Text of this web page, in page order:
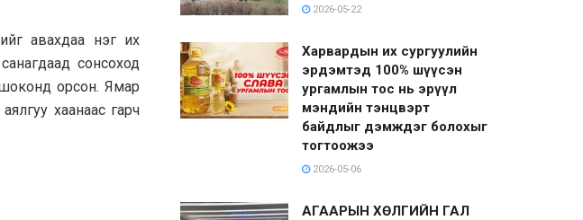
авахдаа нэг их
сонсоход
орсон. Ямар
хаанаас гарч
2026-05-22
Харвардын их сургуулийн
эрдэмтэд 100% шүүсэн
ургамлын тос нь эрүүл
мэндийн тэнцвэрт
байдлыг дэмждэг болохыг
тогтоожээ
2026-05-06
АГААРЫН ХӨЛГИЙН ГАЛ